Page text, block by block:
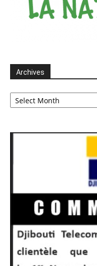
Archives
Archives